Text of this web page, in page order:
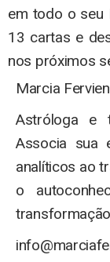
em todo o seu
13 cartas e
nos próximos
Marcia
Astróloga e
Associa sua
analíticos ao
o